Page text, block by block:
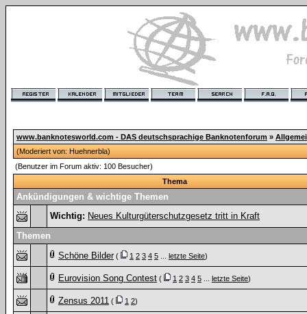
www.banknotesworld.com - DAS deutschsprachige Banknotenforum »
(Moderiert von: Huehnerbla)
(Benutzer im Forum aktiv: 100 Besucher)
Thema
Ankündigungen & wichtige Themen
Wichtig: Neues Kulturgüterschutzgesetz tritt in Kraft
Themen
Schöne Bilder ( 1 2 3 4 5 letzte Seite)
Eurovision Song Contest ( 1 2 3 4 5 letzte Seite)
Zensus 2011 ( 1 2)